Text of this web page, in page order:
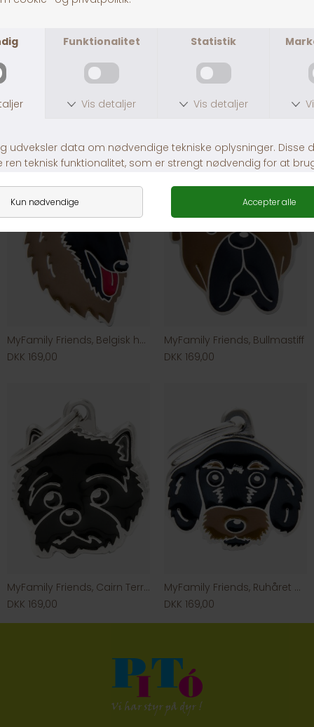
Fragt fra 39,-
1-3 dages levering
Andre købte også
MyFamily Friends, Belgisk hyrdehund
DKK 169,00
MyFamily Friends, Bullmastiff
DKK 169,00
MyFamily Friends, Cairn Terrier
DKK 169,00
MyFamily Friends, Ruhåret Gravhund
DKK 169,00